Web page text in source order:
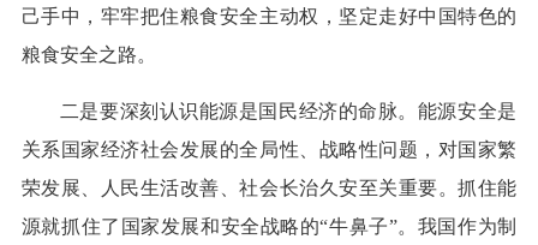
己手中，牢牢把住粮食安全主动权，坚定走好中国特色的
粮食安全之路。
二是要深刻认识能源是国民经济的命脉。能源安全是
关系国家经济社会发展的全局性、战略性问题，对国家繁
荣发展、人民生活改善、社会长治久安至关重要。抓住能
源就抓住了国家发展和安全战略的“牛鼻子”。我国作为制